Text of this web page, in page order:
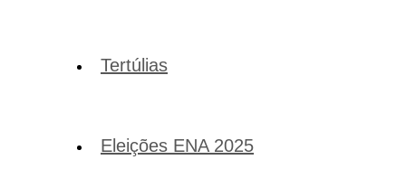
Tertúlias
Eleições ENA 2025